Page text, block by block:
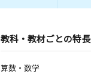
教科・教材ごとの特長
算数・数学